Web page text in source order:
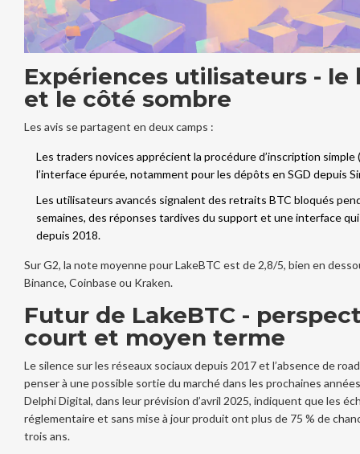
Expériences utilisateurs - le
et le côté sombre
Les avis se partagent en deux camps :
Les traders novices apprécient la procédure d’inscription simple
l’interface épurée, notamment pour les dépôts en SGD depuis
Les utilisateurs avancés signalent des retraits BTC bloqués
semaines, des réponses tardives du support et une interface qui
depuis 2018.
Sur G2, la note moyenne pour LakeBTC est de 2,8/5, bien en
Binance, Coinbase ou Kraken.
Futur de LakeBTC -
court et moyen terme
Le silence sur les réseaux sociaux depuis 2017 et l’absence de
penser à une possible sortie du marché dans les prochaines
Delphi Digital, dans leur prévision d’avril 2025, indiquent que les
réglementaire et sans mise à jour produit ont plus de 75 % de
trois ans.